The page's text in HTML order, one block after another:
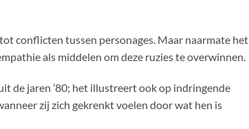
conflicten tussen personages. Maar naarmate het
als middelen om deze ruzies te overwinnen.
de jaren ’80; het illustreert ook op indringende
zij zich gekrenkt voelen door wat hen is